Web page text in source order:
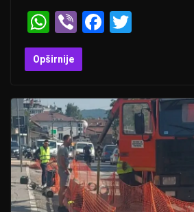
W
h
at
A
p
p
Vi
b
er
F
b
o
o
k
Opširnije